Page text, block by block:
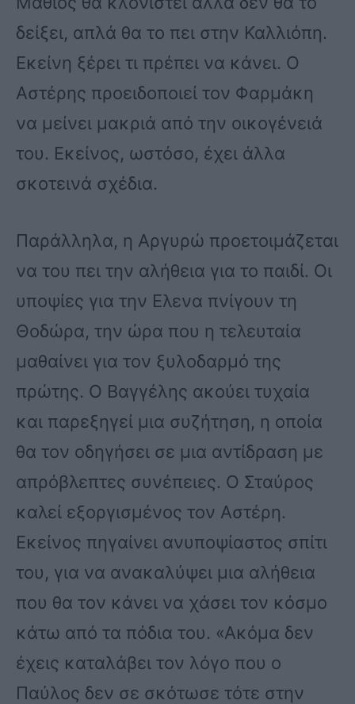
δείξει, απλά θα το πει στην Καλλιόπη.
Εκείνη ξέρει τι πρέπει να κάνει. Ο
Αστέρης προειδοποιεί τον Φαρμάκη
να μείνει μακριά από την οικογένειά
του. Εκείνος, ωστόσο, έχει άλλα
σκοτεινά σχέδια.
Παράλληλα, η Αργυρώ προετοιμάζεται
να του πει την αλήθεια για το παιδί. Οι
υποψίες για την Ελενα πνίγουν τη
Θοδώρα, την ώρα που η τελευταία
μαθαίνει για τον ξυλοδαρμό της
πρώτης. Ο Βαγγέλης ακούει τυχαία
και παρεξηγεί μια συζήτηση, η οποία
θα τον οδηγήσει σε μια αντίδραση με
απρόβλεπτες συνέπειες. Ο Σταύρος
καλεί εξοργισμένος τον Αστέρη.
Εκείνος πηγαίνει ανυποψίαστος σπίτι
του, για να ανακαλύψει μια αλήθεια
που θα τον κάνει να χάσει τον κόσμο
κάτω από τα πόδια του. «Ακόμα δεν
έχεις καταλάβει τον λόγο που ο
Παύλος δεν σε σκότωσε τότε στην